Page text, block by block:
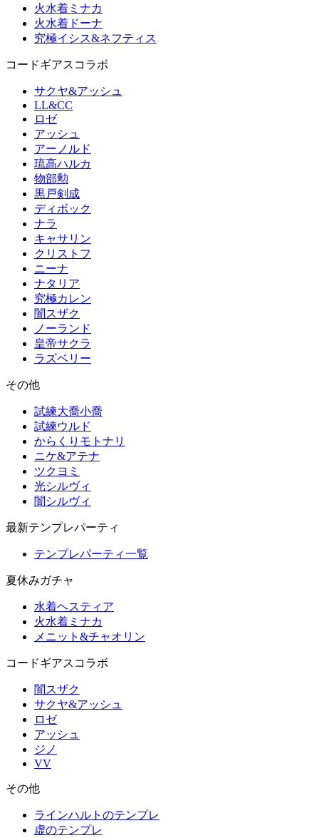
火水着ミナカ
火水着ドーナ
究極イシス&ネフティス
コードギアスコラボ
サクヤ&アッシュ
LL&CC
ロゼ
アッシュ
アーノルド
琉高ハルカ
物部勲
黒戸剣成
ディボック
ナラ
キャサリン
クリストフ
ニーナ
ナタリア
究極カレン
闇スザク
ノーランド
皇帝サクラ
ラズベリー
その他
試練大喬小喬
試練ウルド
からくりモトナリ
ニケ&アテナ
ツクヨミ
光シルヴィ
闇シルヴィ
最新テンプレパーティ
テンプレパーティ一覧
夏休みガチャ
水着ヘスティア
火水着ミナカ
メニット&チャオリン
コードギアスコラボ
闇スザク
サクヤ&アッシュ
ロゼ
アッシュ
ジノ
VV
その他
ラインハルトのテンプレ
虚のテンプレ